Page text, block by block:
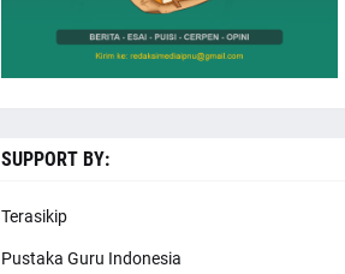
SUPPORT BY:
Terasikip
Pustaka Guru Indonesia